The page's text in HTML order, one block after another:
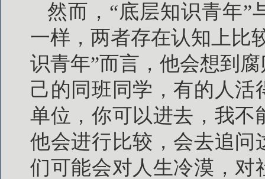
然而，“底层知识青年”
一样，两者存在认知上比
识青年”而言，他会想到
己的同班同学，有的人
单位，你可以进去，我不
他会进行比较，会去追问
们可能会对人生冷漠，对